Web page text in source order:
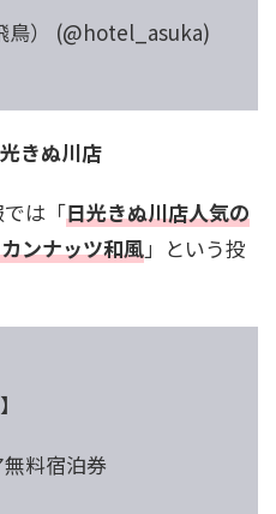
鳥） (@hotel_asuka)
きぬ川店
は「日光きぬ川店人気の
ンナッツ和風」という投
】
料宿泊券